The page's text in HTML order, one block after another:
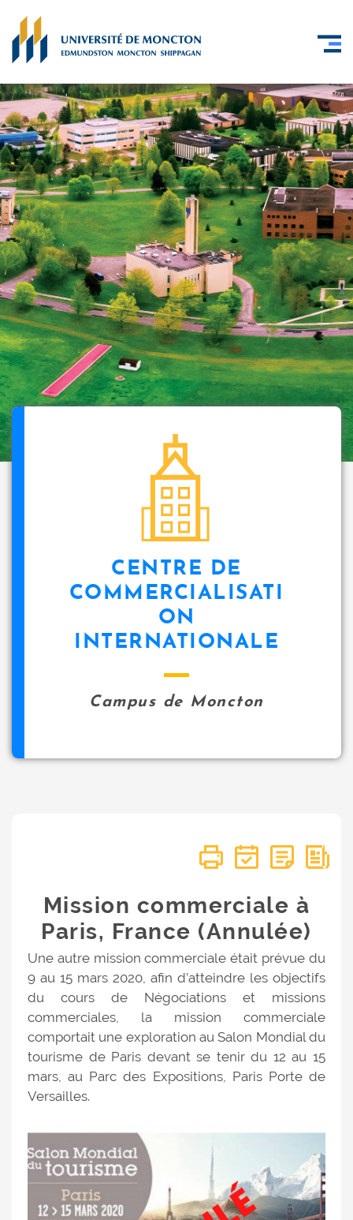
CENTRE DE
COMMERCIALISATI
ON
INTERNATIONALE
Campus de Moncton
Mission commerciale à
Paris, France (Annulée)
Une autre mission commerciale était prévue du
9 au 15 mars 2020, afin d’atteindre les objectifs
du cours de Négociations et missions
commerciales, la mission commerciale
comportait une exploration au Salon Mondial du
tourisme de Paris devant se tenir du 12 au 15
mars, au Parc des Expositions, Paris Porte de
Versailles.